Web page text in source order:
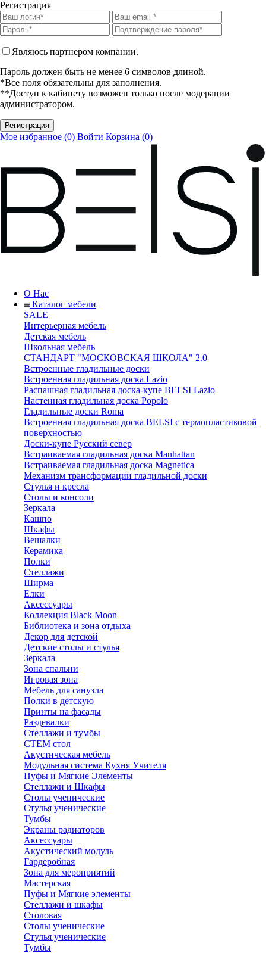
Регистрация
Являюсь партнером компании.
Пароль должен быть не менее 6 символов длиной.
*Все поля обязательны для заполнения.
**Доступ к кабинету возможен только после модерации
администратором.
Мое избранное (0) Войти Корзина (0)
О Нас
Каталог мебели
SALE
Интерьерная мебель
Детская мебель
Школьная мебель
СТАНДАРТ "МОСКОВСКАЯ ШКОЛА" 2.0
Встроенные гладильные доски
Встроенная гладильная доска Lazio
Распашная гладильная доска-купе BELSI Lazio
Настенная гладильная доска Popolo
Гладильные доски Roma
Встроенная гладильная доска BELSI с термопластиковой
поверхностью
Доски-купе Русский север
Встраиваемая гладильная доска Manhattan
Встраиваемая гладильная доска Magnetica
Механизм трансформации гладильной доски
Стyлья и кресла
Столы и консоли
Зеркала
Кашпо
Шкафы
Вешалки
Керамика
Полки
Стеллажи
Ширма
Елки
Аксессуары
Коллекция Black Moon
Библиотека и зона отдыха
Декор для детской
Детские столы и стулья
Зеркала
Зона спальни
Игровая зона
Мебель для санузла
Полки в детскую
Принты на фасады
Раздевалки
Стеллажи и тумбы
СТЕМ стол
Акустическая мебель
Модульная система Кухня Учителя
Пуфы и Мягкие Элементы
Стеллажи и Шкафы
Столы ученические
Стулья ученические
Тумбы
Экраны радиаторов
Аксессуары
Акустический модуль
Гардеробная
Зона для мероприятий
Мастерская
Пуфы и Мягкие элементы
Стеллажи и шкафы
Столовая
Столы ученические
Стулья ученические
Тумбы